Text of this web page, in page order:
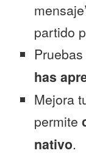
partido
has
Mejora
permite
nativo.